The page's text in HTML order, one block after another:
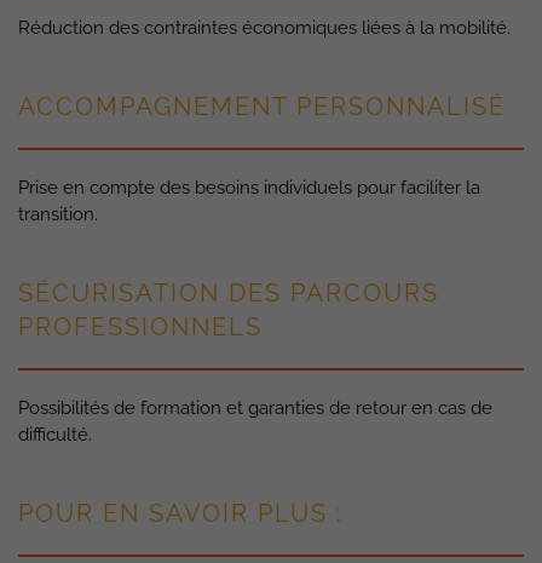
Réduction des contraintes économiques liées à la mobilité.
ACCOMPAGNEMENT PERSONNALISÉ
Prise en compte des besoins individuels pour faciliter la
transition.
SÉCURISATION DES PARCOURS
PROFESSIONNELS
Possibilités de formation et garanties de retour en cas de
difficulté.
POUR EN SAVOIR PLUS :